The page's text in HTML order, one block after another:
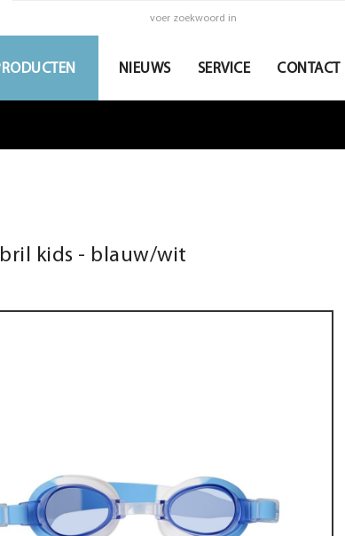
NIEUWS SERVICE CONTACT
kids - blauw/wit